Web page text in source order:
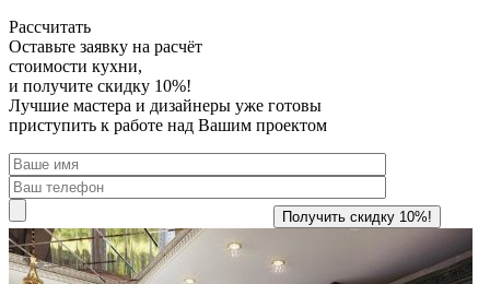
Рассчитать
Оставьте заявку на расчёт
стоимости кухни,
и получите скидку 10%!
Лучшие мастера и дизайнеры уже готовы
приступить к работе над Вашим проектом